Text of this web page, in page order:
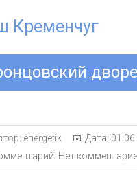
Кременчуг
energetik Дата:
Нет